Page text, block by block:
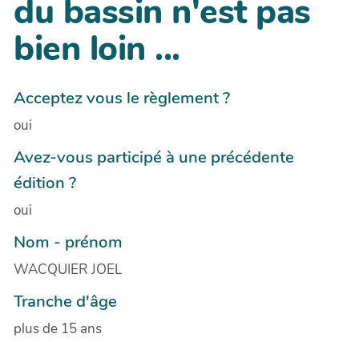
du bassin n'est pas
bien loin ...
Acceptez vous le règlement ?
oui
Avez-vous participé à une précédente
édition ?
oui
Nom - prénom
WACQUIER JOEL
Tranche d'âge
plus de 15 ans